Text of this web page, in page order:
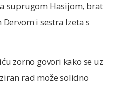
suprugom Hasijom, brat
i sestra Izeta s
zorno govori kako se uz
rad može solidno